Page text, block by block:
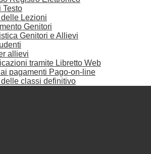
Testo
Lezioni
Genitori
Genitori e Allievi
allievi
tramite Libretto Web
pagamenti Pago-on-line
classi definitivo